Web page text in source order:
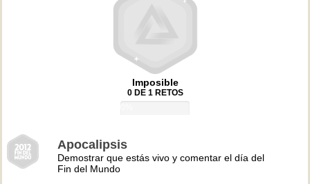
Imposible
0 DE 1 RETOS
Apocalipsis
Demostrar que estás vivo y comentar el día del
Fin del Mundo